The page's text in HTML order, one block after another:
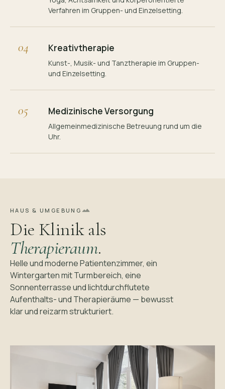
Verfahren im Gruppen- und Einzelsetting.
04 Kreativtherapie
Kunst-, Musik- und Tanztherapie im Gruppen-
und Einzelsetting.
05 Medizinische Versorgung
Allgemeinmedizinische Betreuung rund um die
Uhr.
HAUS & UMGEBUNG
Die Klinik als
Therapieraum.
Helle und moderne Patientenzimmer, ein
Wintergarten mit Turmbereich, eine
Sonnenterrasse und lichtdurchflutete
Aufenthalts- und Therapieräume — bewusst
klar und reizarm strukturiert.